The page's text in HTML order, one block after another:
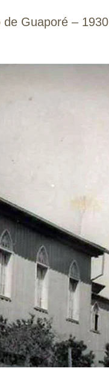
de Guaporé – 1930